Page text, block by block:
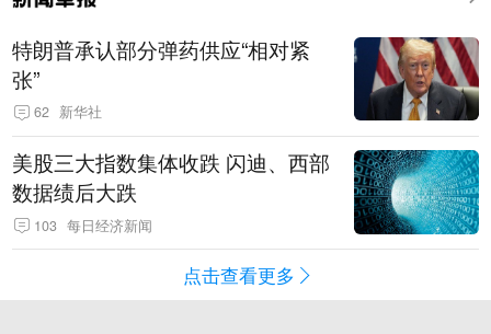
特朗普承认部分弹药供应“相对紧
张”
62 新华社
美股三大指数集体收跌 闪迪、西部
数据绩后大跌
103 每日经济新闻
点击查看更多